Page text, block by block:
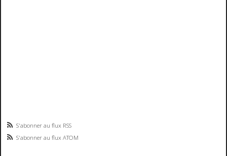
S'abonner au flux RSS
S'abonner au flux ATOM